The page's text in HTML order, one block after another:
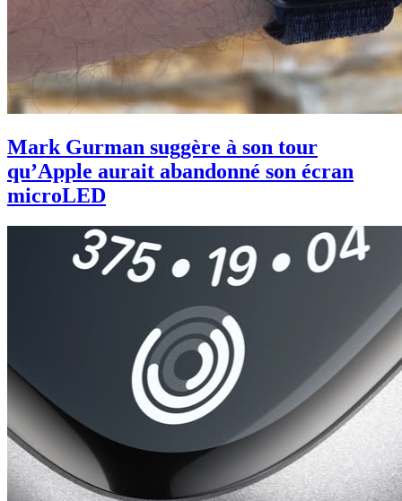
Mark Gurman suggère à son tour
qu’Apple aurait abandonné son écran
microLED